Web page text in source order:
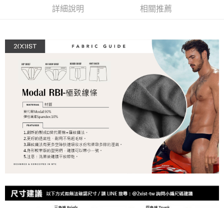
結帳頁面，進行簡訊認證並確認金額後，即可完成結帳。
２．訂單成立數日內，您將收到繳費通知簡訊。
※ 請注意：結帳手續完成當下不需立刻繳費，但若您需要取消訂單，請聯絡
購買商品的店家。未經商家同意取消之訂單仍視為有效，需透過AFTEE先享
※ 交易是否成功請以「AFTEE先享後付 」之結帳頁面顯示為準，若有關於
是否繳費成功／繳費後需取消欲退款等相關疑問，請聯繫「AFTEE先享後付
https://netprotections.freshdesk.com/support/home
【注意事項】
１．透過由恩沛科技股份有限公司提供之「AFTEE先享後付」服務完成之交
易，需依本服務之必要範圍內提供個人資料，並將交易相關給付款項請求債
權轉讓予恩沛科技股份有限公司。
２．關於個人資料處理事宜，請瀏覽以下網址：
https://aftee.tw/terms/#terms3
３．未成年的使用者請事先徵得法定代理人或監護人之同意方可使用
「AFTEE先享後付」，若未經同意申辦者引起之損失，本公司不負相關責
４．使用「AFTEE先享後付」時，將依據個別帳號之用戶狀況，依本公司即
時審查核予不同之上限額度；若仍有額度不足之情形，本公司將視審查結果
請求用戶進行身份認證。
付款後全家取貨
每筆NT$80，滿NT$1,200(含以上)免運費
付款後7-11取貨
每筆NT$80，滿NT$1,200(含以上)免運費
每筆NT$85，滿NT$1,200(含以上)免運費
澎湖、金門、馬祖、小琉球、綠島、蘭嶼(郵局配送)
每筆NT$125
郵局快捷(隔天到貨，需先line@客服通知小編)
海外宅配 查看運費
詳細說明 相關推薦